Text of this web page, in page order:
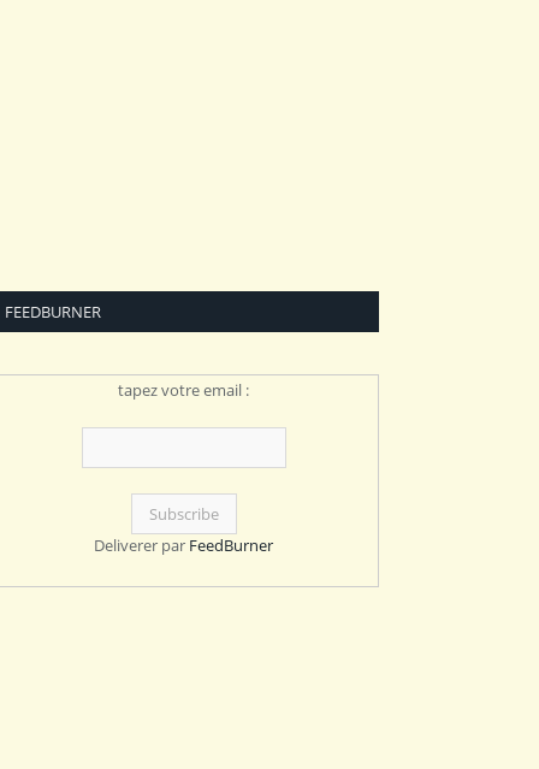
FEEDBURNER
tapez votre email :
Deliverer par FeedBurner